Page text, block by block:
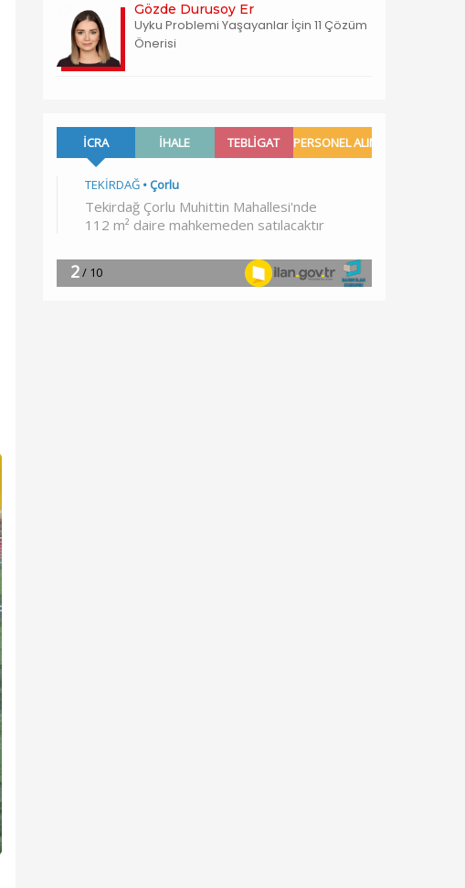
Gözde Durusoy Er
Uyku Problemi Yaşayanlar İçin 11 Çözüm
Önerisi